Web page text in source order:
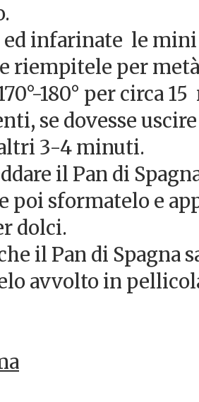
infarinate le
riempitele per
180° per circa
se dovesse
altri 3-4 minuti.
il Pan di
poi sformatelo e
dolci.
il Pan di Spagna
avvolto in